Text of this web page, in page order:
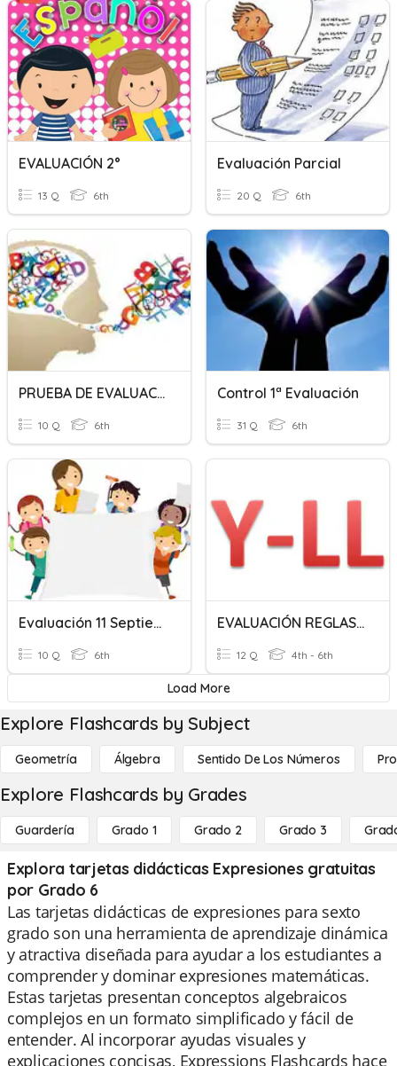
EVALUACIÓN 2°
13 Q 6th
Evaluación Parcial
20 Q 6th
PRUEBA DE EVALUACIÓN GRAMÁTICA
10 Q 6th
Control 1ª Evaluación
31 Q 6th
Evaluación 11 Septiembre
10 Q 6th
EVALUACIÓN REGLAS DE LA LL Y Y
12 Q 4th - 6th
Load More
Explore Flashcards by Subject
Geometría Álgebra Sentido De Los Números
Explore Flashcards by Grades
Guardería Grado 1 Grado 2 Grado 3
Explora tarjetas didácticas Expresiones gratuitas
por Grado 6
Las tarjetas didácticas de expresiones para sexto
grado son una herramienta de aprendizaje dinámica
y atractiva diseñada para ayudar a los estudiantes a
comprender y dominar expresiones matemáticas.
Estas tarjetas presentan conceptos algebraicos
complejos en un formato simplificado y fácil de
entender. Al incorporar ayudas visuales y
explicaciones concisas, Expressions Flashcards hace